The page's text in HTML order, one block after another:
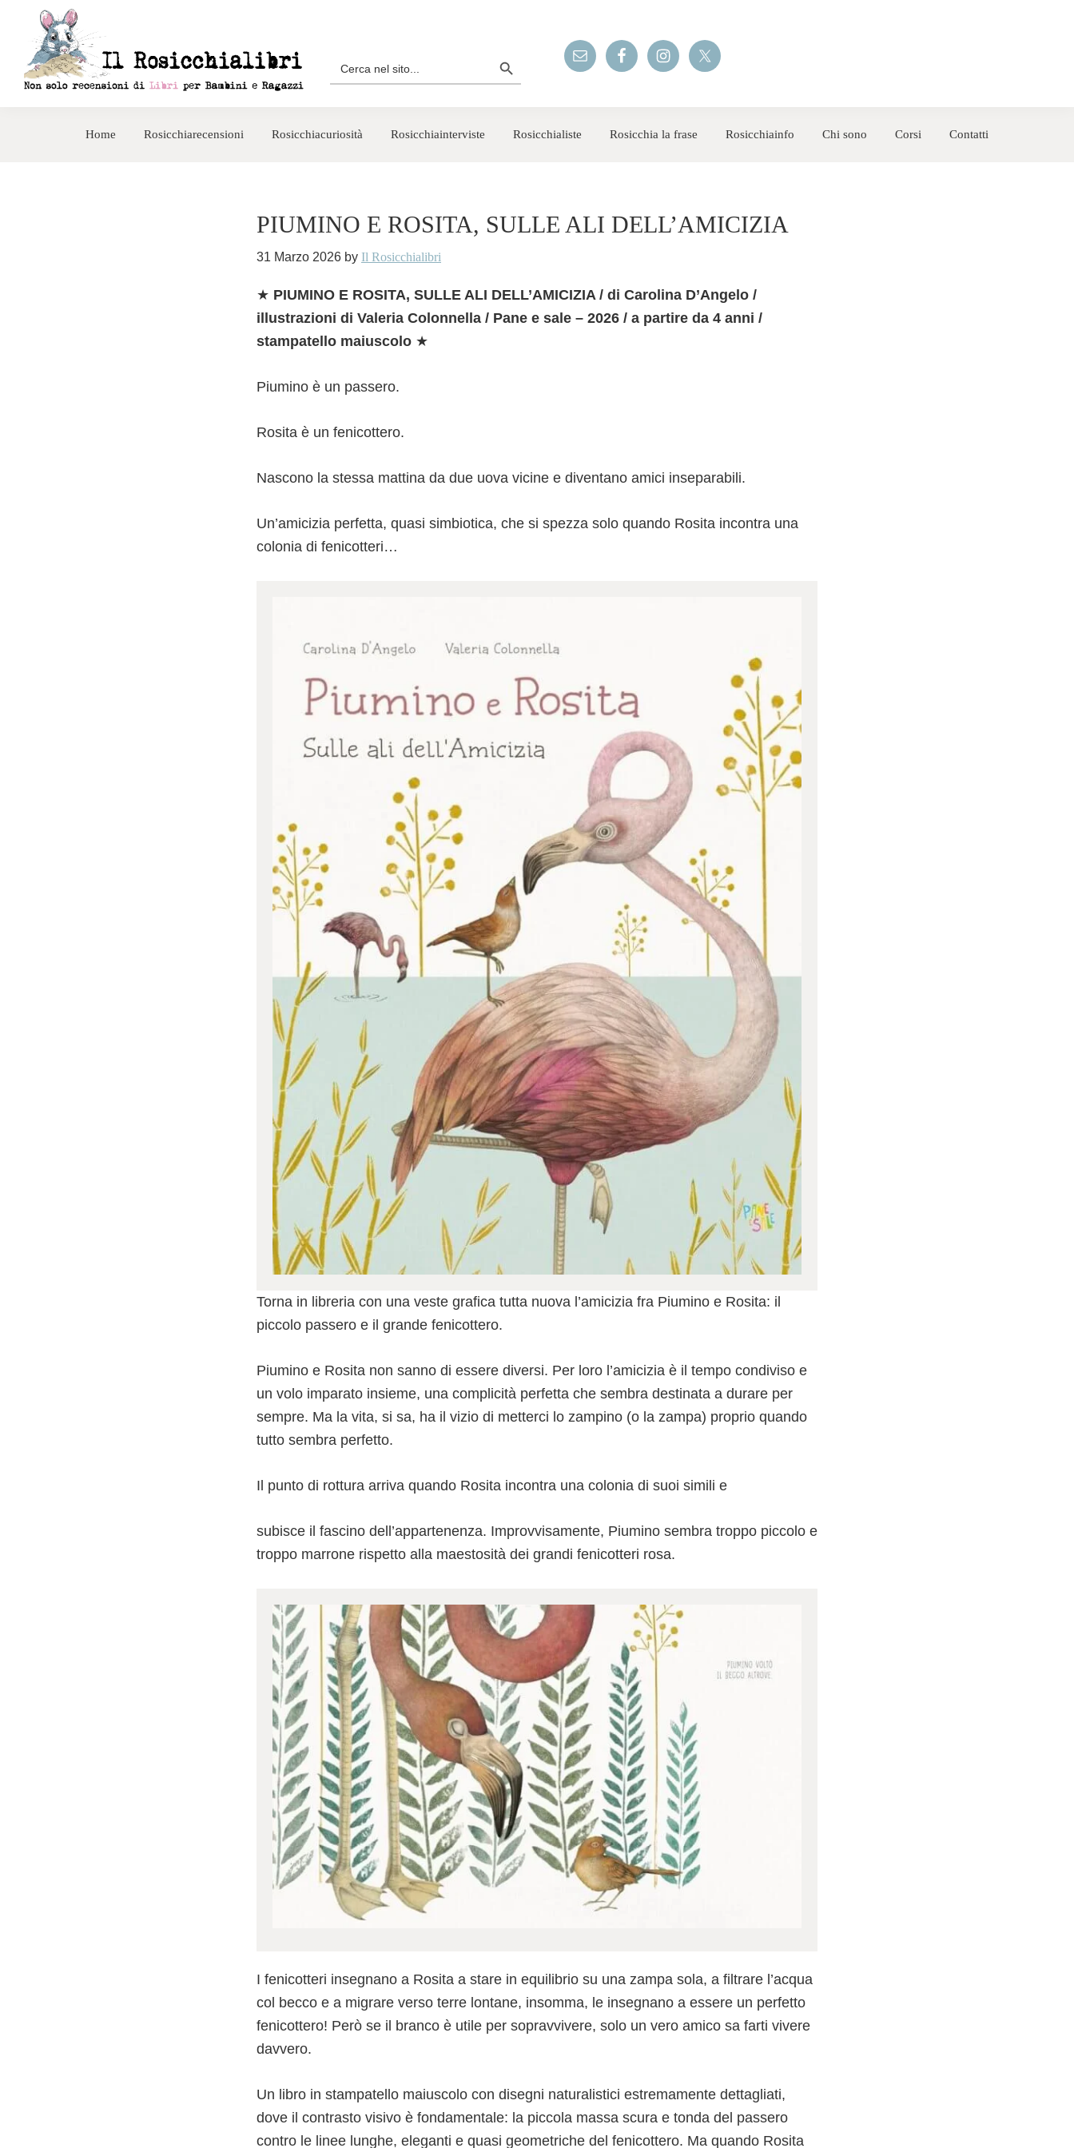
navigazione
primaria
contenuto
principale
Search
for:
Home Rosicchiarecensioni Rosicchiacuriosità Rosicchiainterviste Rosicchialiste Rosicchia la frase Rosicchiainfo Chi sono Corsi Contatti
PIUMINO E ROSITA, SULLE ALI DELL’AMICIZIA
31 Marzo 2026 by Il Rosicchialibri
★ PIUMINO E ROSITA, SULLE ALI DELL’AMICIZIA / di Carolina D’Angelo /
illustrazioni di Valeria Colonnella / Pane e sale – 2026 / a partire da 4 anni /
stampatello maiuscolo ★
Piumino è un passero.
Rosita è un fenicottero.
Nascono la stessa mattina da due uova vicine e diventano amici inseparabili.
Un’amicizia perfetta, quasi simbiotica, che si spezza solo quando Rosita incontra una
colonia di fenicotteri…
Torna in libreria con una veste grafica tutta nuova l’amicizia fra Piumino e Rosita: il
piccolo passero e il grande fenicottero.
Piumino e Rosita non sanno di essere diversi. Per loro l’amicizia è il tempo condiviso e
un volo imparato insieme, una complicità perfetta che sembra destinata a durare per
sempre. Ma la vita, si sa, ha il vizio di metterci lo zampino (o la zampa) proprio quando
tutto sembra perfetto.
Il punto di rottura arriva quando Rosita incontra una colonia di suoi simili e
subisce il fascino dell’appartenenza. Improvvisamente, Piumino sembra troppo piccolo e
troppo marrone rispetto alla maestosità dei grandi fenicotteri rosa.
I fenicotteri insegnano a Rosita a stare in equilibrio su una zampa sola, a filtrare l’acqua
col becco e a migrare verso terre lontane, insomma, le insegnano a essere un perfetto
fenicottero! Però se il branco è utile per sopravvivere, solo un vero amico sa farti vivere
davvero.
Un libro in stampatello maiuscolo con disegni naturalistici estremamente dettagliati,
dove il contrasto visivo è fondamentale: la piccola massa scura e tonda del passero
contro le linee lunghe, eleganti e quasi geometriche del fenicottero. Ma quando Rosita